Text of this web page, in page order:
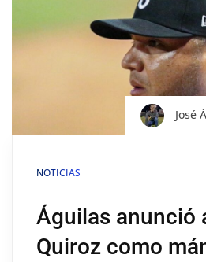
José
NOTICIAS
Águilas anunció
Quiroz como